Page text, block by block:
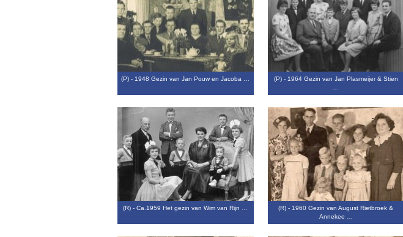
(P) - 1948 Gezin van Jan Pouw en Jacoba …
(P) - 1964 Gezin van Jan Plasmeijer & Stien
…
(R) - Ca.1959 Het gezin van Wim van Rijn …
(R) - 1960 Gezin van August Rietbroek &
Annekee …